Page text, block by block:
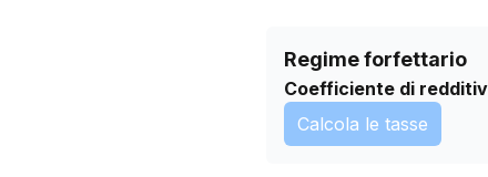
Regime forfettario
Coefficiente di
Calcola le tasse